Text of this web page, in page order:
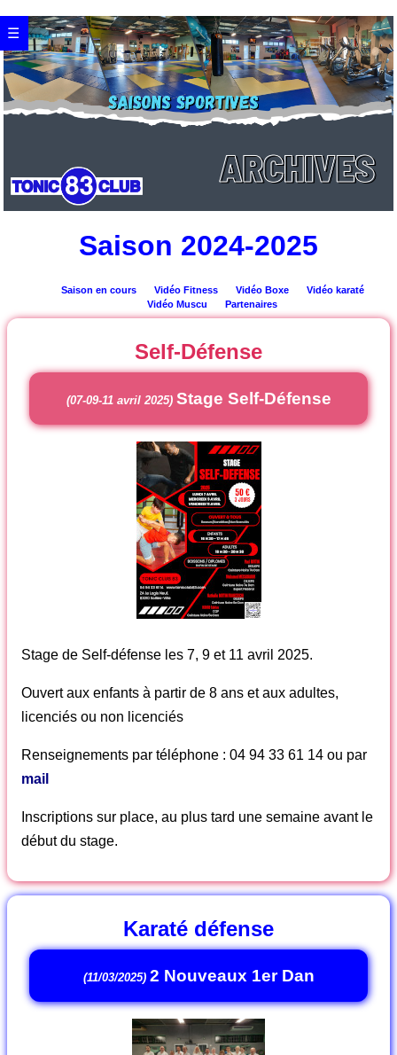
☰
Saison 2024-2025
Saison en cours Vidéo Fitness Vidéo Boxe
Vidéo karaté
Vidéo Muscu
Partenaires
Self-Défense
(07-09-11 avril 2025) Stage Self-Défense
Stage de Self-défense les 7, 9 et 11 avril 2025.
Ouvert aux enfants à partir de 8 ans et aux adultes,
licenciés ou non licenciés
Renseignements par téléphone : 04 94 33 61 14 ou par
mail
Inscriptions sur place, au plus tard une semaine avant le
début du stage.
Karaté défense
(11/03/2025) 2 Nouveaux 1er Dan